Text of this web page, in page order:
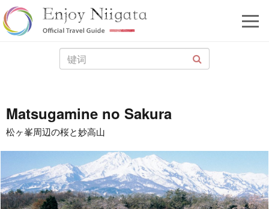
Matsugamine no Sakura
松ヶ峯周辺の桜と妙高山